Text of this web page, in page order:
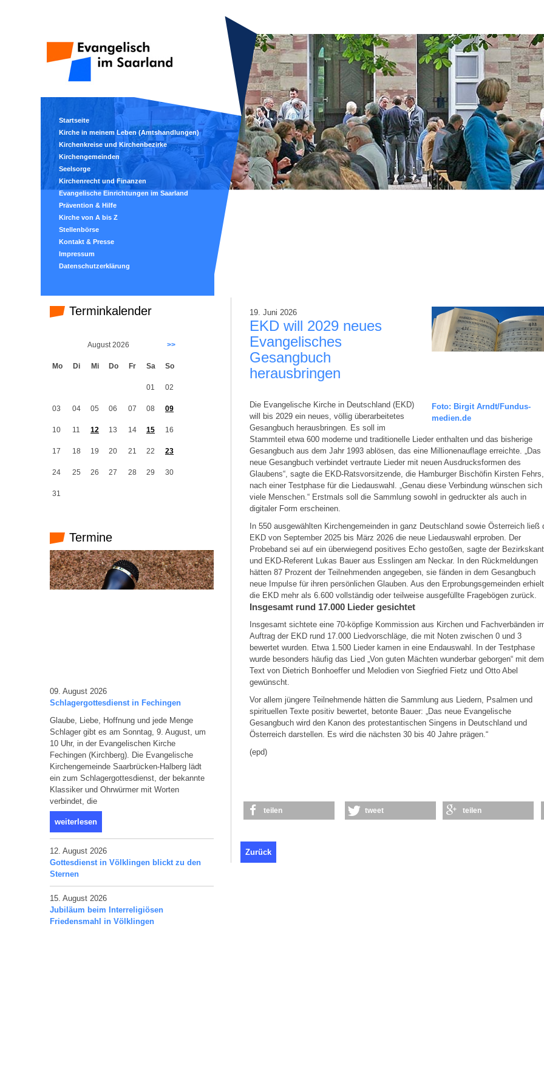
Startseite
Kirche in meinem Leben (Amtshandlungen)
Kirchenkreise und Kirchenbezirke
Kirchengemeinden
Seelsorge
Kirchenrecht und Finanzen
Evangelische Einrichtungen im Saarland
Prävention & Hilfe
Kirche von A bis Z
Stellenbörse
Kontakt & Presse
Impressum
Datenschutzerklärung
Terminkalender
August 2026 >>
Mo Di Mi Do Fr Sa So
01 02
03 04 05 06 07 08 09
10 11 12 13 14 15 16
17 18 19 20 21 22 23
24 25 26 27 28 29 30
31
Termine
09. August 2026
Schlagergottesdienst in Fechingen
Glaube, Liebe, Hoffnung und jede Menge
Schlager gibt es am Sonntag, 9. August, um
10 Uhr, in der Evangelischen Kirche
Fechingen (Kirchberg). Die Evangelische
Kirchengemeinde Saarbrücken-Halberg lädt
ein zum Schlagergottesdienst, der bekannte
Klassiker und Ohrwürmer mit Worten
verbindet, die
weiterlesen
12. August 2026
Gottesdienst in Völklingen blickt zu den
Sternen
15. August 2026
Jubiläum beim Interreligiösen
Friedensmahl in Völklingen
Foto: Birgit Arndt/Fundus-
medien.de
19. Juni 2026
EKD will 2029 neues
Evangelisches
Gesangbuch
herausbringen
Die Evangelische Kirche in Deutschland (EKD)
will bis 2029 ein neues, völlig überarbeitetes
Gesangbuch herausbringen. Es soll im
Stammteil etwa 600 moderne und traditionelle Lieder enthalten und das bisherige
Gesangbuch aus dem Jahr 1993 ablösen, das eine Millionenauflage erreichte. „Das
neue Gesangbuch verbindet vertraute Lieder mit neuen Ausdrucksformen des
Glaubens“, sagte die EKD-Ratsvorsitzende, die Hamburger Bischöfin Kirsten Fehrs,
nach einer Testphase für die Liedauswahl. „Genau diese Verbindung wünschen sich
viele Menschen.“ Erstmals soll die Sammlung sowohl in gedruckter als auch in
digitaler Form erscheinen.
In 550 ausgewählten Kirchengemeinden in ganz Deutschland sowie Österreich ließ
EKD von September 2025 bis März 2026 die neue Liedauswahl erproben. Der
Probeband sei auf ein überwiegend positives Echo gestoßen, sagte der
und EKD-Referent Lukas Bauer aus Esslingen am Neckar. In den Rückmeldungen
hätten 87 Prozent der Teilnehmenden angegeben, sie fänden in dem Gesangbuch
neue Impulse für ihren persönlichen Glauben. Aus den Erprobungsgemeinden erhielt
die EKD mehr als 6.600 vollständig oder teilweise ausgefüllte Fragebögen zurück.
Insgesamt rund 17.000 Lieder gesichtet
Insgesamt sichtete eine 70-köpfige Kommission aus Kirchen und Fachverbänden
Auftrag der EKD rund 17.000 Liedvorschläge, die mit Noten zwischen 0 und 3
bewertet wurden. Etwa 1.500 Lieder kamen in eine Endauswahl. In der Testphase
wurde besonders häufig das Lied „Von guten Mächten wunderbar geborgen“ mit dem
Text von Dietrich Bonhoeffer und Melodien von Siegfried Fietz und Otto Abel
gewünscht.
Vor allem jüngere Teilnehmende hätten die Sammlung aus Liedern, Psalmen und
spirituellen Texte positiv bewertet, betonte Bauer: „Das neue Evangelische
Gesangbuch wird den Kanon des protestantischen Singens in Deutschland und
Österreich darstellen. Es wird die nächsten 30 bis 40 Jahre prägen.“
(epd)
teilen tweet teilen
Zurück